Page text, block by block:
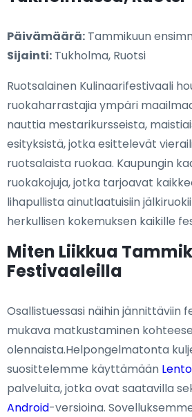
Päivämäärä: Tammikuun
Sijainti: Tukholma, Ruotsi
Ruotsalainen Kulinaarifestivaali
ruokaharrastajia ympäri
nauttia mestarikursseista,
esityksistä, jotka esittelevät
ruotsalaista ruokaa. Kaupungin
ruokakojuja, jotka tarjoavat
lihapullista ainutlaatuisiin
herkullisen kokemuksen kaikille
Miten Liikkua
Festivaaleilla
Osallistuessasi näihin jännittäviin
mukava matkustaminen
olennaista.Helpongelmatonta
suosittelemme käyttämään
palveluita, jotka ovat saatavilla
Android-versioina.